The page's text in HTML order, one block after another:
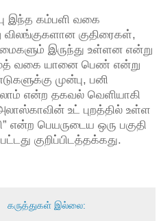
இந்த கம்பளி வகை
குதிரைகள்,
இருந்து உள்ளன என்று
வகை யானை பெண் என்று
முன்பு, பனி
என்ற தகவல் வெளியாகி
உட் புறத்தில் உள்ள
என்ற பெயருடைய ஒரு பகுதி
குறிப்பிடத்தக்கது.
கருத்துகள் இல்லை: